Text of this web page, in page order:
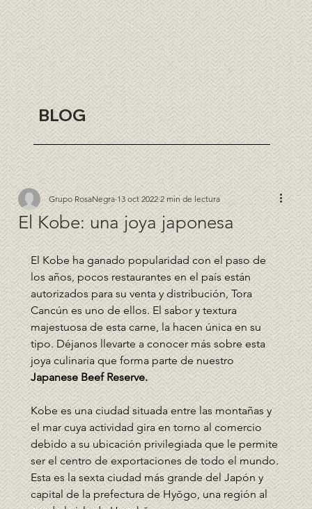
BLOG
El Kobe: una joya japonesa
Grupo RosaNegra 13 oct 2022 2 min de lectura
El Kobe ha ganado popularidad con el paso de
los años, pocos restaurantes en el país están
autorizados para su venta y distribución, Tora
Cancún es uno de ellos. El sabor y textura
majestuosa de esta carne, la hacen única en su
tipo. Déjanos llevarte a conocer más sobre esta
joya culinaria que forma parte de nuestro
Japanese Beef Reserve.
Kobe es una ciudad situada entre las montañas y
el mar cuya actividad gira en torno al comercio
debido a su ubicación privilegiada que le permite
ser el centro de exportaciones de todo el mundo.
Esta es la sexta ciudad más grande del Japón y
capital de la prefectura de Hyōgo, una región al